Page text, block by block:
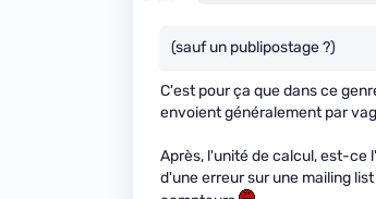
(sauf un publipostage ?)
C'est pour ça que dans ce
envoient généralement par
Après, l'unité de calcul, est-ce
d'une erreur sur une mailing